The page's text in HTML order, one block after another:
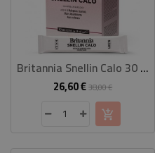
Britannia Snellin Calo 30 Bustine Da 15 Ml
26,60 €Prezzo
base
38,00 €Prezzo